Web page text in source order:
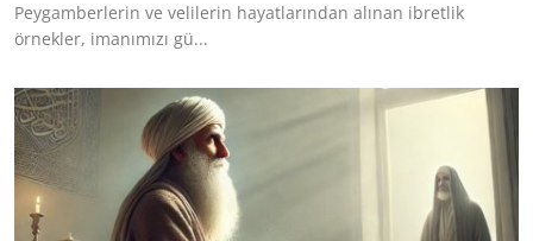
Peygamberlerin ve velilerin hayatlarından alınan ibretlik
örnekler, imanımızı gü...